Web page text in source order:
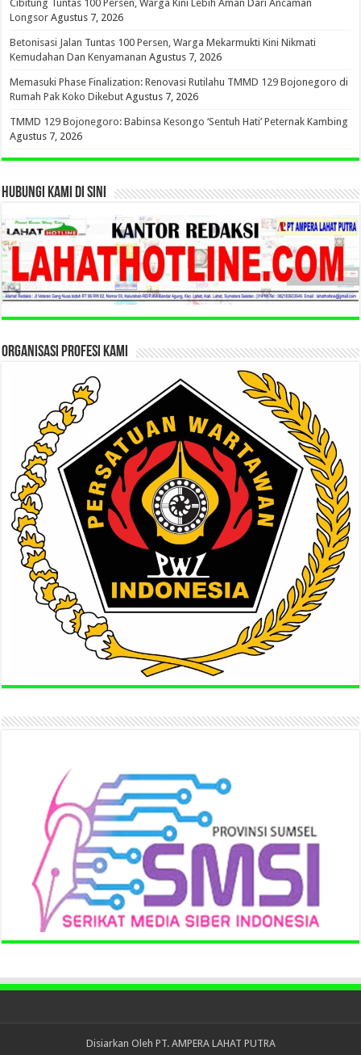
Cibitung Tuntas 100 Persen, Warga Kini Lebih Aman Dari Ancaman
Longsor Agustus 7, 2026
Betonisasi Jalan Tuntas 100 Persen, Warga Mekarmukti Kini Nikmati
Kemudahan Dan Kenyamanan Agustus 7, 2026
Memasuki Phase Finalization: Renovasi Rutilahu TMMD 129 Bojonegoro di
Rumah Pak Koko Dikebut Agustus 7, 2026
TMMD 129 Bojonegoro: Babinsa Kesongo ‘Sentuh Hati’ Peternak Kambing
Agustus 7, 2026
HUBUNGI KAMI DI SINI
ORGANISASI PROFESI KAMI
Disiarkan Oleh PT. AMPERA LAHAT PUTRA